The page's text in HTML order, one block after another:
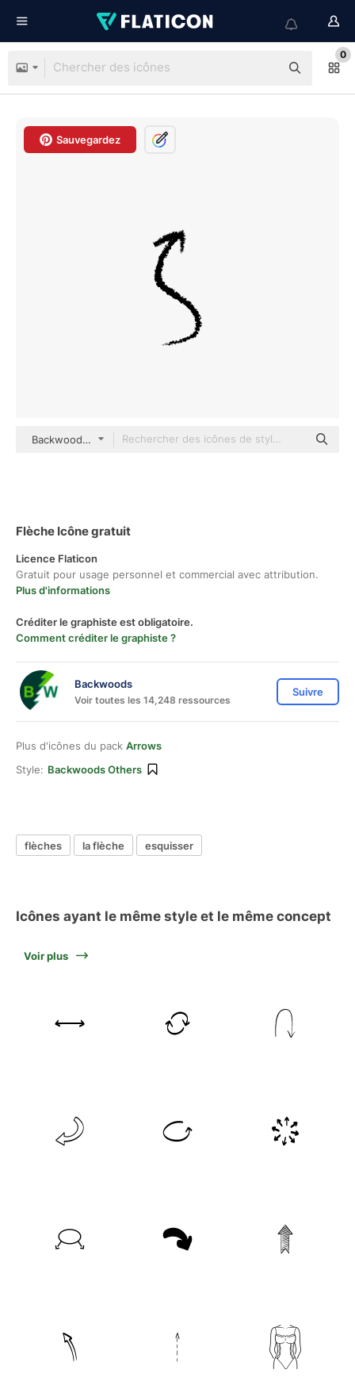
0
Sauvegardez
Backwoods Others
Flèche Icône gratuit
Licence Flaticon
Gratuit pour usage personnel et commercial avec attribution.
Plus d'informations
Créditer le graphiste est obligatoire.
Comment créditer le graphiste ?
Backwoods
Voir toutes les 14,248 ressources
Suivre
Plus d'icônes du pack Arrows
Style: Backwoods Others
flèches la flèche esquisser
Icônes ayant le même style et le même concept
Voir plus